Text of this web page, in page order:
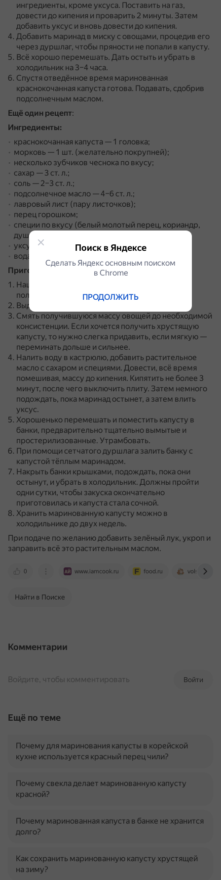
ингредиенты, кроме уксуса. Поставить на газ,
довести до кипения и проварить 2 минуты. Затем
добавить уксус и вновь довести до кипения.
Добавить маринад в миску с овощами, процедив его
через дуршлаг, чтобы пряности не попали в капусту.
Всё хорошо перемешать. Дать остыть и убрать в
холодильник на 3–4 часа.
Спустя отведённое время маринованная
краснокочанная капуста готова. Подавать, сдобрив
подсолнечным маслом.
Ещё один рецепт:
Ингредиенты:
краснокочанная капуста — 1 головка;
морковь — 1 шт. (желательно покрупней);
несколько зубчиков чеснока по вкусу;
сахар — 3 ст. л.;
соль — 2–3 ст. л.;
подсолнечное масло — 4–6 ст. л.;
лавровый лист (пару листочков);
перец горошком;
специи по вкусу (белый молотый перец, кориандр,
душистый перец);
уксус — 200 мл 9%;
вода — 500 мл.
Приготовление:
Нашинковать морковку и капусту тоненькими
полосками.
Выдавить чеснок, посолить и перемешать.
Смять получившуюся массу овощей до необходимой
консистенции. Если хочется получить хрустящую
капусту, то нужно слегка придавить, если мягкую —
переминать дольше и сильнее.
Налить воду в кастрюлю, добавить растительное
масло с сахаром и специями. Довести, всё время
помешивая, массу до кипения. Кипятить не более 3
минут, после чего выключить плиту. Затем немного
подождать, пока маринад остынет, а затем влить
уксус.
Хорошенько перемешать и поместить капусту в
банки, предварительно тщательно вымытые и
простерилизованные. Утрамбовать.
При помощи сетчатого дуршлага залить банку с
капустой тёплым маринадом.
Накрыть банки крышками, подождать, пока они
остынут, и убрать в холодильник. Должны пройти
одни сутки, чтобы закуска окончательно
приготовилась и капуста стала сочной.
Хранить маринованную капусту можно в
холодильнике до двух недель.
При подаче по желанию добавить зелёный лук, укроп и
заправить всё это растительным маслом.
0 www.iamcook.ru food.ru
Найти в Поиске
Комментарии
Войти
Войдите, чтобы комментировать
Ещё по теме
Почему для маринования капусты в корейской
кухне используется красный перец чили?
Почему свекла делает маринованную капусту
красной?
Почему маринованная капуста в банке не хранится
долго?
Как сохранить маринованную капусту хрустящей
на зиму?
Поиск в Яндексе
Сделать Яндекс основным поиском
в Сhrome
ПРОДОЛЖИТЬ